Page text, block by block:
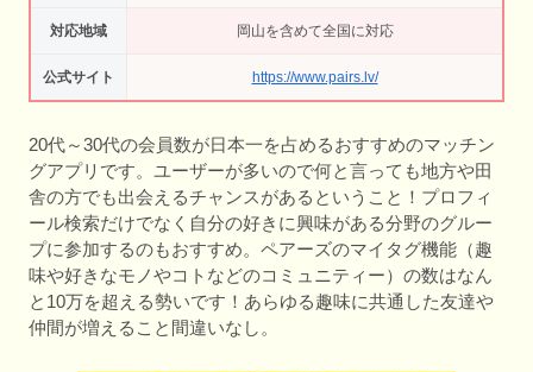
対応地域 岡山を含めて全国に対応
公式サイト https://www.pairs.lv/
20代～30代の会員数が日本一を占めるおすすめのマッチン
グアプリです。ユーザーが多いので何と言っても地方や田
舎の方でも出会えるチャンスがあるということ！プロフィ
ール検索だけでなく自分の好きに興味がある分野のグルー
プに参加するのもおすすめ。ペアーズのマイタグ機能（趣
味や好きなモノやコトなどのコミュニティー）の数はなん
と10万を超える勢いです！あらゆる趣味に共通した友達や
仲間が増えること間違いなし。